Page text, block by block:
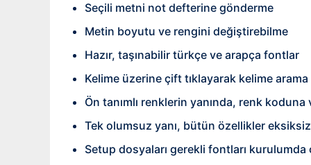
Seçili metni not defterine gönderme
Metin boyutu ve rengini değiştirebilme
Hazır, taşınabilir türkçe ve arapça fontlar
Kelime üzerine çift tıklayarak kelime arama
Ön tanımlı renklerin yanında, renk
Tek olumsuz yanı, bütün özellikler
Setup dosyaları gerekli fontları